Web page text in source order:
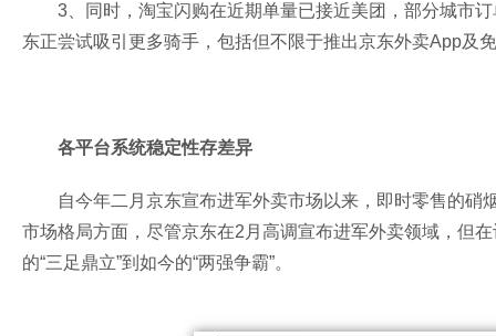
3、同时，淘宝闪购在近期单量已接近美团，部分城市
东正尝试吸引更多骑手，包括但不限于推出京东外卖App及
各平台系统稳定性存差异
自今年二月京东宣布进军外卖市场以来，即时零售的
市场格局方面，尽管京东在2月高调宣布进军外卖领域，但
的“三足鼎立”到如今的“两强争霸”。